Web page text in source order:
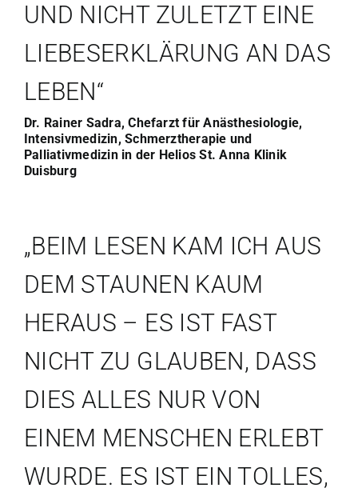
UND NICHT ZULETZT EINE
LIEBESERKLÄRUNG AN DAS
LEBEN“
Dr. Rainer Sadra, Chefarzt für Anästhesiologie,
Intensivmedizin, Schmerztherapie und
Palliativmedizin in der Helios St. Anna Klinik
Duisburg
„BEIM LESEN KAM ICH AUS
DEM STAUNEN KAUM
HERAUS – ES IST FAST
NICHT ZU GLAUBEN, DASS
DIES ALLES NUR VON
EINEM MENSCHEN ERLEBT
WURDE. ES IST EIN TOLLES,